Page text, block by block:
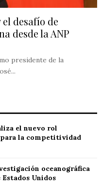
el desafío de
desde la ANP
presidente de la
el nuevo rol
la competitividad
oceanográfica
Unidos